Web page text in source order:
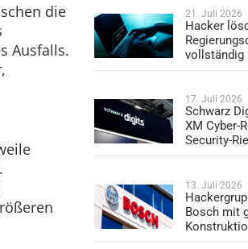
die
Ausfalls.
21. Juli 2026
Hacker
vollständig
17. Juli 2026
Schwarz
XM Cyber-
Security-
13. Juli 2026
Bosch mit